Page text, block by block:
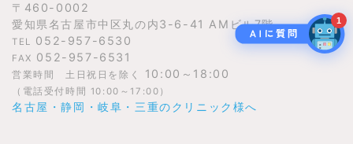
〒460-0002
愛知県名古屋市中区丸の内3-6-41 AMビル7階
TEL 052-957-6530
FAX 052-957-6531
営業時間 土日祝日を除く 10:00～18:00
（電話受付時間 10:00～17:00）
名古屋・静岡・岐阜・三重のクリニック様へ
1